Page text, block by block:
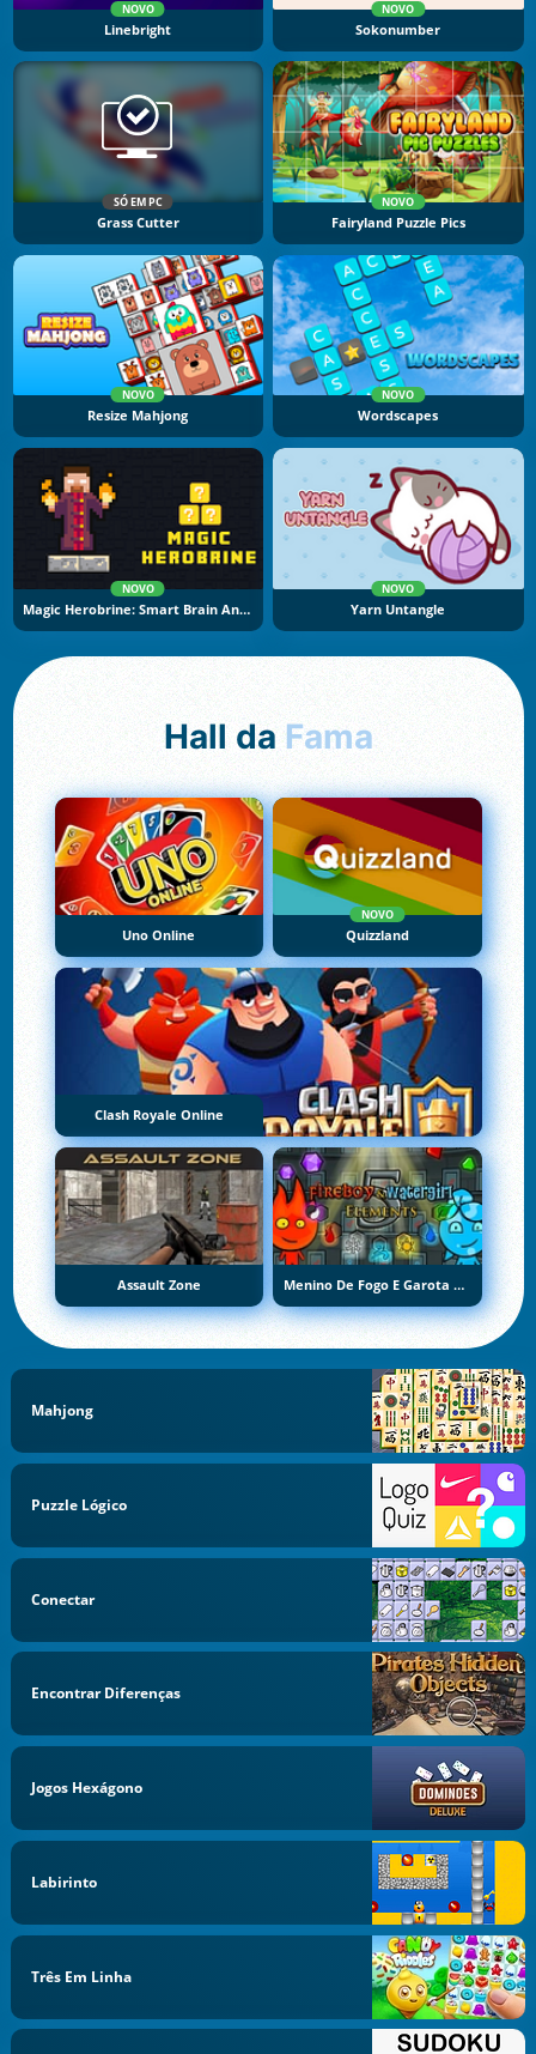
NOVO
Linebright
NOVO
Sokonumber
SÓ EM PC
Grass Cutter
NOVO
Fairyland Puzzle Pics
NOVO
Resize Mahjong
NOVO
Wordscapes
NOVO
Magic Herobrine: Smart Brain And Puzzle Quest
NOVO
Yarn Untangle
Hall da Fama
Uno Online
NOVO
Quizzland
Clash Royale Online
Assault Zone Menino De Fogo E Garota De Água 5: Elementos
Mahjong
Puzzle Lógico
Conectar
Encontrar Diferenças
Jogos Hexágono
Labirinto
Três Em Linha